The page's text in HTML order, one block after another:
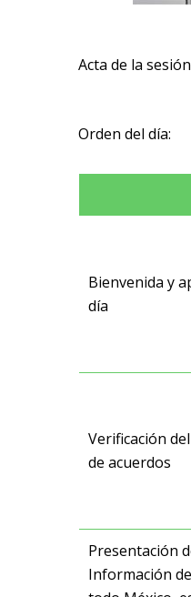
Acta de la
Orden del día:
Bienvenida y
día
Verificación
de acuerdos
Presentación
Información